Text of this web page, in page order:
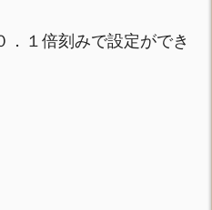
．１倍刻みで設定ができ